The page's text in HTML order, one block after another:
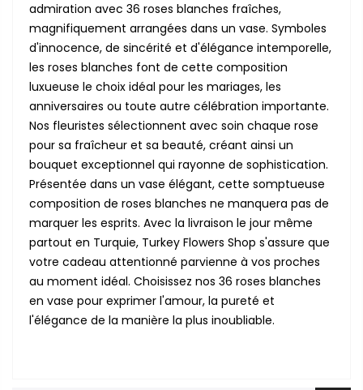
admiration avec 36 roses blanches fraîches,
magnifiquement arrangées dans un vase. Symboles
d'innocence, de sincérité et d'élégance intemporelle,
les roses blanches font de cette composition
luxueuse le choix idéal pour les mariages, les
anniversaires ou toute autre célébration importante.
Nos fleuristes sélectionnent avec soin chaque rose
pour sa fraîcheur et sa beauté, créant ainsi un
bouquet exceptionnel qui rayonne de sophistication.
Présentée dans un vase élégant, cette somptueuse
composition de roses blanches ne manquera pas de
marquer les esprits. Avec la livraison le jour même
partout en Turquie, Turkey Flowers Shop s'assure que
votre cadeau attentionné parvienne à vos proches
au moment idéal. Choisissez nos 36 roses blanches
en vase pour exprimer l'amour, la pureté et
l'élégance de la manière la plus inoubliable.